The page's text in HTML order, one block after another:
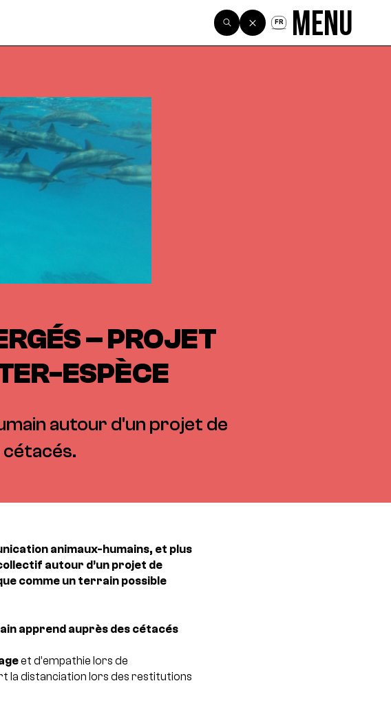
FR Menu
– PROJET
ESPÈCE
autour d'un projet de
animaux-humains, et plus
autour d’un projet de
comme un terrain possible
apprend auprès des cétacés
et d’empathie lors de
la distanciation lors des restitutions